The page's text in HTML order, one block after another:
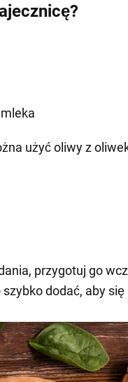
mleka
użyć oliwy z
przygotuj go
dodać, aby się